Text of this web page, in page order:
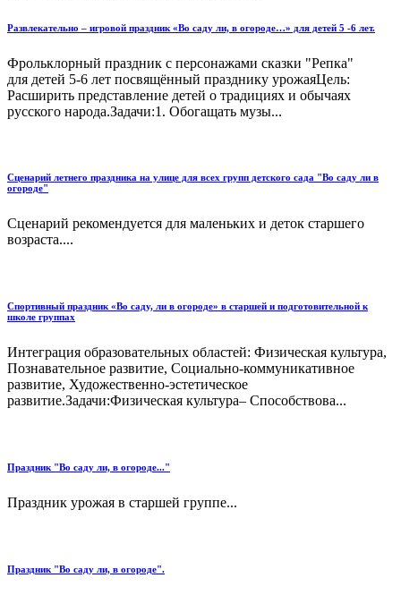
Развлекательно – игровой праздник «Во саду ли, в огороде…» для детей 5 -6 лет.
Фрольклорный праздник с персонажами сказки "Репка"
для детей 5-6 лет посвящённый празднику урожаяЦель:
Расширить представление детей о традициях и обычаях
русского народа.Задачи:1. Обогащать музы...
Сценарий летнего праздника на улице для всех групп детского сада "Во саду ли в
огороде"
Сценарий рекомендуется для маленьких и деток старшего
возраста....
Спортивный праздник «Во саду, ли в огороде» в старшей и подготовительной к
школе группах
Интеграция образовательных областей: Физическая культура,
Познавательное развитие, Социально-коммуникативное
развитие, Художественно-эстетическое
развитие.Задачи:Физическая культура– Способствова...
Праздник "Во саду ли, в огороде..."
Праздник урожая в старшей группе...
Праздник "Во саду ли, в огороде".